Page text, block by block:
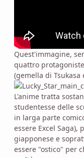
Quest'immagine,
quattro
(gemella di
L'anime tratta
studentesse delle
in larga parte
essere Excel
giapponese e
essere "ostico" per